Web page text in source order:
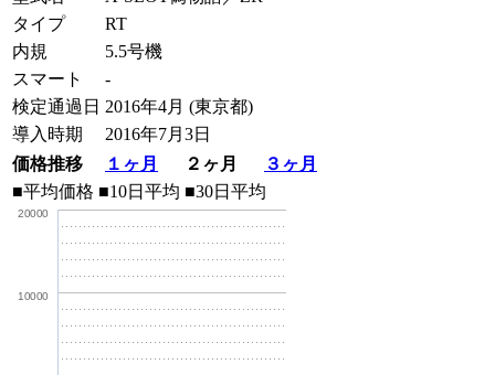
タイプ
RT
内規
5.5号機
スマート
-
検定通過日 2016年4月 (東京都)
導入時期
2016年7月3日
価格推移
１ヶ月 ２ヶ月
３ヶ月
■平均価格 ■10日平均 ■30日平均
10000
20000